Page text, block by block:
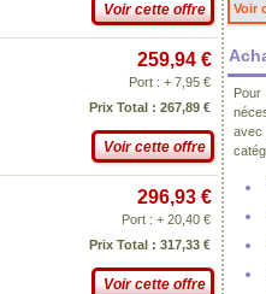
Voir cette offre
259,94 €
Port : + 7,95 €
Prix Total : 267,89 €
Voir cette offre
296,93 €
Port : + 20,40 €
Prix Total : 317,33 €
Voir cette offre
Voir
avec